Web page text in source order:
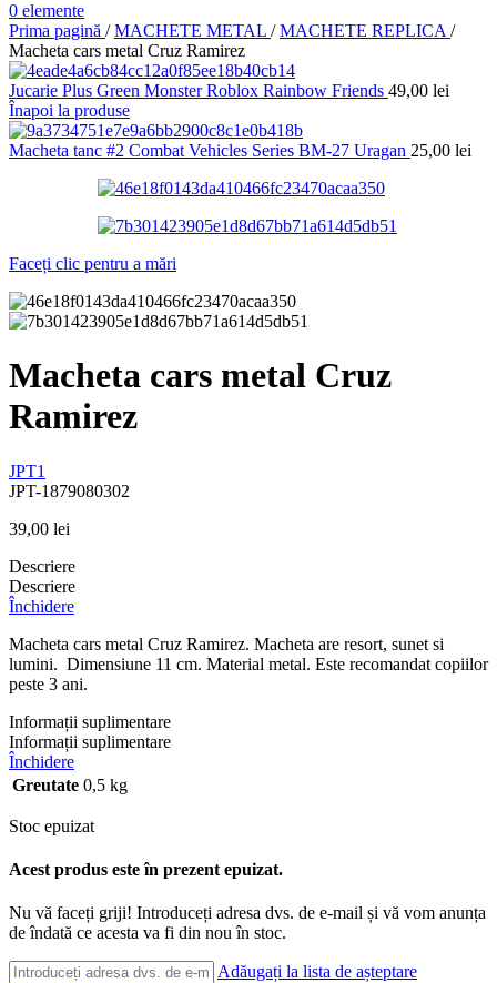
0 elemente
Prima pagină / MACHETE METAL / MACHETE REPLICA /
Macheta cars metal Cruz Ramirez
Jucarie Plus Green Monster Roblox Rainbow Friends 49,00 lei
Înapoi la produse
Macheta tanc #2 Combat Vehicles Series BM-27 Uragan 25,00 lei
Faceți clic pentru a mări
Macheta cars metal Cruz
Ramirez
JPT1
JPT-1879080302
39,00 lei
Descriere
Descriere
Închidere
Macheta cars metal Cruz Ramirez. Macheta are resort, sunet si
lumini. Dimensiune 11 cm. Material metal. Este recomandat copiilor
peste 3 ani.
Informații suplimentare
Informații suplimentare
Închidere
Greutate 0,5 kg
Stoc epuizat
Acest produs este în prezent epuizat.
Nu vă faceți griji! Introduceți adresa dvs. de e-mail și vă vom anunța
de îndată ce acesta va fi din nou în stoc.
Adăugați la lista de așteptare